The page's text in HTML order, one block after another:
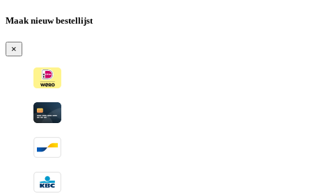
-
verzonden
wanneer
beschikbaar
Maak nieuw bestellijst
×